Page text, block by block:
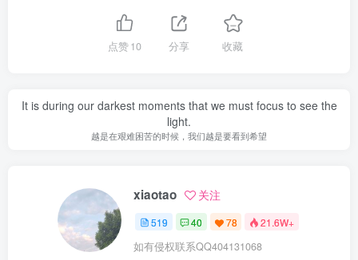
点赞10 分享 收藏
It is during our darkest moments that we must focus to see the
light.
越是在艰难困苦的时候，我们越是要看到希望
xiaotao 关注
519 40 78 21.6W+
如有侵权联系QQ404131068